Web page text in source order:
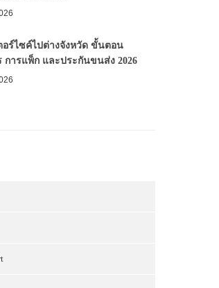
อร์ไซค์ไปต่างจังหวัด ขั้นตอน
การแพ็ก และประกันขนส่ง 2026